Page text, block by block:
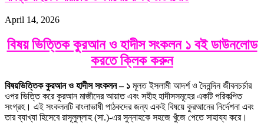
April 14, 2026
বিষয় ভিত্তিক কুরআন ও হাদীস সংকলন ১ বই ডাউনলোড
করতে ক্লিক করুন
বিষয়ভিত্তিক কুরআন ও হাদীস সংকলন – ১ মূলত ইসলামী আদর্শ ও দৈনন্দিন জীবনচর্চার
ওপর ভিত্তি করে কুরআন মাজীদের আয়াত এবং সহীহ হাদীসসমূহের একটি পরিকল্পিত
সংগ্রহ। এই সংকলনটি বাংলাভাষী পাঠকদের জন্য একই বিষয়ে কুরআনের নির্দেশনা এবং
তার ব্যাখ্যা হিসেবে রাসূলুল্লাহ (সা.)-এর সুন্নাহকে সহজে খুঁজে পেতে সাহায্য করে।